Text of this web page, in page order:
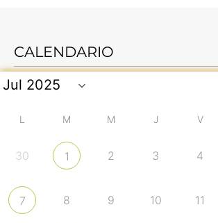
CALENDARIO
L M M J V
30 1 2 3 4
7 8 9 10 11